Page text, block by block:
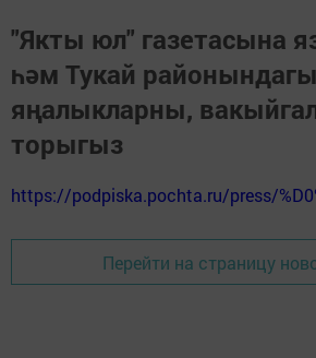
"Якты юл" газетасына
һәм Тукай районындагы
яңалыкларны,
торыгыз
https://podpiska.pochta.ru/press/
Перейти на страницу